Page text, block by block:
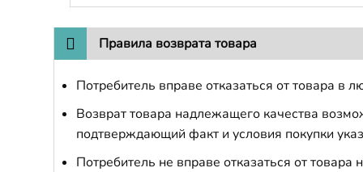
Правила возврата товара
Потребитель вправе отказаться от товара в
Возврат товара надлежащего качества
подтверждающий факт и условия покупки
Потребитель не вправе отказаться от